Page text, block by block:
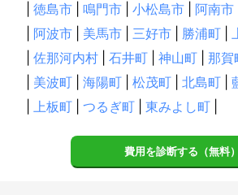
徳島市 鳴門市 小松島市 阿南市
阿波市 美馬市 三好市 勝浦町
佐那河内村 石井町 神山町 那賀
美波町 海陽町 松茂町 北島町
上板町 つるぎ町 東みよし町
費用を診断する（無料）